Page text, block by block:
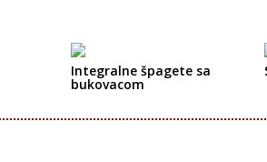
Integralne špagete sa
bukovacom